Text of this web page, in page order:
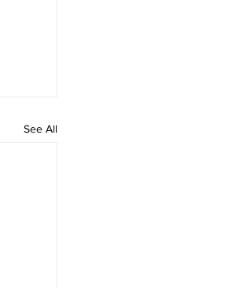
See All